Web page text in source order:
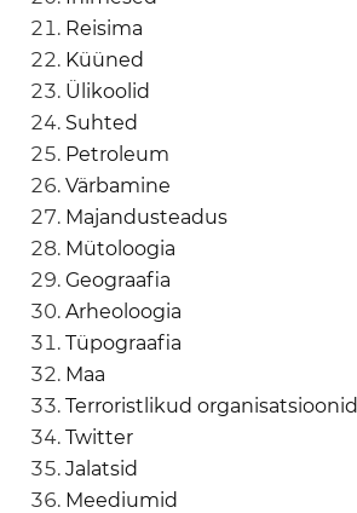
Reisima
Küüned
Ülikoolid
Suhted
Petroleum
Värbamine
Majandusteadus
Mütoloogia
Geograafia
Arheoloogia
Tüpograafia
Maa
Terroristlikud organisatsioonid
Twitter
Jalatsid
Meediumid